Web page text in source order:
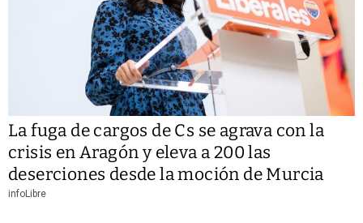
La fuga de cargos de Cs se agrava con la
crisis en Aragón y eleva a 200 las
deserciones desde la moción de Murcia
infoLibre